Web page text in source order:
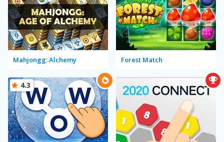
Mahjongg: Alchemy Forest Match
4.3